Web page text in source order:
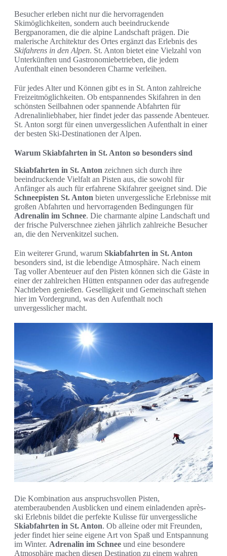
Besucher erleben nicht nur die hervorragenden
Skimöglichkeiten, sondern auch beeindruckende
Bergpanoramen, die die alpine Landschaft prägen. Die
malerische Architektur des Ortes ergänzt das Erlebnis des
Skifahrens in den Alpen. St. Anton bietet eine Vielzahl von
Unterkünften und Gastronomiebetrieben, die jedem
Aufenthalt einen besonderen Charme verleihen.
Für jedes Alter und Können gibt es in St. Anton zahlreiche
Freizeitmöglichkeiten. Ob entspannendes Skifahren in den
schönsten Seilbahnen oder spannende Abfahrten für
Adrenalinliebhaber, hier findet jeder das passende Abenteuer.
St. Anton sorgt für einen unvergesslichen Aufenthalt in einer
der besten Ski-Destinationen der Alpen.
Warum Skiabfahrten in St. Anton so besonders sind
Skiabfahrten in St. Anton zeichnen sich durch ihre
beeindruckende Vielfalt an Pisten aus, die sowohl für
Anfänger als auch für erfahrene Skifahrer geeignet sind. Die
Schneepisten St. Anton bieten unvergessliche Erlebnisse mit
großen Abfahrten und hervorragenden Bedingungen für
Adrenalin im Schnee. Die charmante alpine Landschaft und
der frische Pulverschnee ziehen jährlich zahlreiche Besucher
an, die den Nervenkitzel suchen.
Ein weiterer Grund, warum Skiabfahrten in St. Anton
besonders sind, ist die lebendige Atmosphäre. Nach einem
Tag voller Abenteuer auf den Pisten können sich die Gäste in
einer der zahlreichen Hütten entspannen oder das aufregende
Nachtleben genießen. Geselligkeit und Gemeinschaft stehen
hier im Vordergrund, was den Aufenthalt noch
unvergesslicher macht.
Die Kombination aus anspruchsvollen Pisten,
atemberaubenden Ausblicken und einem einladenden après-
ski Erlebnis bildet die perfekte Kulisse für unvergessliche
Skiabfahrten in St. Anton. Ob alleine oder mit Freunden,
jeder findet hier seine eigene Art von Spaß und Entspannung
im Winter. Adrenalin im Schnee und eine besondere
Atmosphäre machen diesen Destination zu einem wahren